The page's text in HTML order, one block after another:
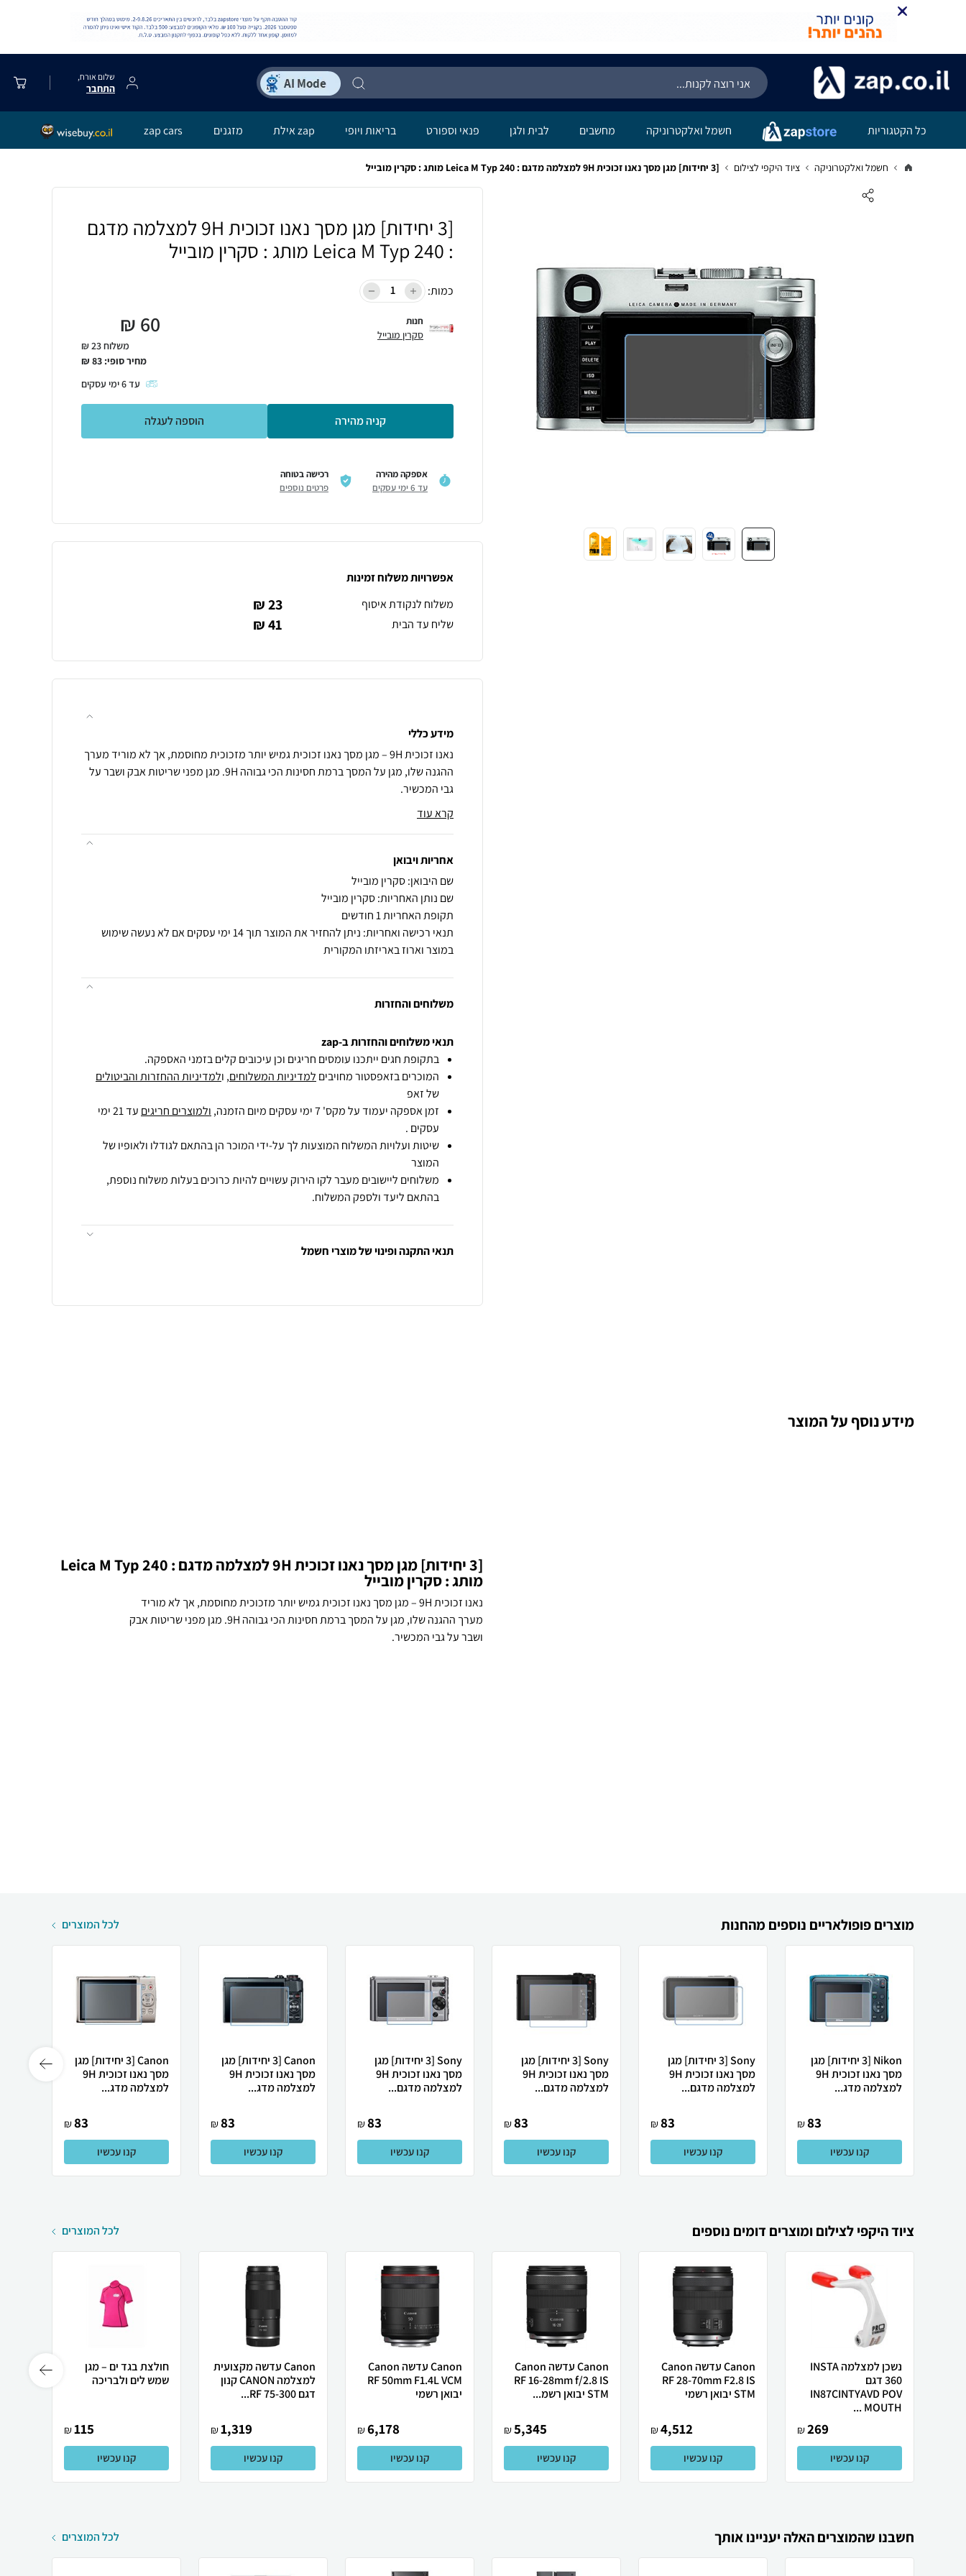
שלום אורח,
התחבר
כל הקטגוריות חשמל ואלקטרוניקה מחשבים לבית ולגן פנאי וספורט בריאות ויופי zap אילת מזגנים zap cars
חשמל ואלקטרוניקה ציוד היקפי לצילום [3 יחידות] מגן מסך נאנו זכוכית 9H למצלמה מדגם : Leica M Typ 240 מותג : סקרין מובייל
[3 יחידות] מגן מסך נאנו זכוכית 9H למצלמה מדגם
: Leica M Typ 240 מותג : סקרין מובייל
כמות:
חנות
סקרין מובייל 60
₪
משלוח 23 ₪
מחיר סופי: 83
₪
עד6ימי עסקים
קניה מהירה הוספה לעגלה
אספקה מהירה
עד 6 ימי עסקים
רכישה בטוחה
פרטים נוספים
אפשרויות משלוח זמינות
משלוח לנקודת איסוף
23 ₪
שליח עד הבית 41 ₪
מידע כללי
נאנו זכוכית 9H – מגן מסך נאנו זכוכית גמיש יותר מזכוכית מחוסמת, אך לא מוריד מערך
ההגנה שלו, מגן על המסך ברמת חסינות הכי גבוהה 9H. מגן מפני שריטות אבק ושבר על
גבי המכשיר.
קרא עוד
אחריות ויבואן
שם היבואן: סקרין מובייל
שם נותן האחריות: סקרין מובייל
תקופת האחריות 1 חודשים
תנאי רכישה ואחריות: ניתן להחזיר את המוצר תוך 14 ימי עסקים אם לא נעשה שימוש
במוצר וארוז באריזתו המקורית
משלוחים והחזרות
תנאי משלוחים והחזרות ב-zap
בתקופת חגים ייתכנו עומסים חריגים וכן עיכובים קלים בזמני האספקה.
המוכרים בזאפסטור מחויבים למדיניות המשלוחים, ולמדיניות ההחזרות והביטולים
של זאפ
זמן אספקה יעמוד על מקס' 7 ימי עסקים מיום הזמנה,
ולמוצרים חריגים
עד 21 ימי
עסקים .
שיטות ועלויות המשלוח המוצעות לך על-ידי המוכר הן בהתאם לגודלו ולאופיו של
המוצר
משלוחים ליישובים מעבר לקו הירוק עשויים להיות כרוכים בעלות משלוח נוספת,
בהתאם ליעד ולספק המשלוח.
תנאי התקנה ופינוי של מוצרי חשמל
מידע נוסף על המוצר
[3 יחידות] מגן מסך נאנו זכוכית 9H למצלמה מדגם : Leica M Typ 240
מותג : סקרין מובייל
נאנו זכוכית 9H – מגן מסך נאנו זכוכית גמיש יותר מזכוכית מחוסמת, אך לא מוריד
מערך ההגנה שלו, מגן על המסך ברמת חסינות הכי גבוהה 9H. מגן מפני שריטות אבק
ושבר על גבי המכשיר.
מוצרים פופולאריים נוספים מהחנות לכל המוצרים
Nikon [3 יחידות] מגן
מסך נאנו זכוכית 9H
למצלמה מדג...
83
₪
קנו עכשיו
Sony [3 יחידות] מגן
מסך נאנו זכוכית 9H
למצלמה מדגם...
83
₪
קנו עכשיו
Sony [3 יחידות] מגן
מסך נאנו זכוכית 9H
למצלמה מדגם...
83
₪
קנו עכשיו
Sony [3 יחידות] מגן
מסך נאנו זכוכית 9H
למצלמה מדגם...
83
₪
קנו עכשיו
Canon [3 יחידות] מגן
מסך נאנו זכוכית 9H
למצלמה מדג...
83
₪
קנו עכשיו
Canon [3 יחידות] מגן
מסך נאנו זכוכית 9H
למצלמה מדג...
83
₪
קנו עכשיו
ציוד היקפי לצילום ומוצרים דומים נוספים לכל המוצרים
נשכן למצלמה INSTA
360 דגם
IN87CINTYAVD POV
MOUTH ...
269
₪
קנו עכשיו
Canon עדשה Canon
RF 28-70mm F2.8 IS
STM יבואן רשמי
4,512
₪
קנו עכשיו
Canon עדשה Canon
RF 16-28mm f/2.8 IS
STM יבואן רשמ...
5,345
₪
קנו עכשיו
Canon ‏עדשה Canon
RF 50mm F1.4L VCM
יבואן רשמי
6,178
₪
קנו עכשיו
Canon עדשה מקצועית
למצלמה CANON קנון
דגם RF 75-300...
1,319
₪
קנו עכשיו
חולצת בגד ים – מגן
שמש לים ולבריכה
115
₪
קנו עכשיו
חשבנו שהמוצרים האלה יעניינו אותך לכל המוצרים